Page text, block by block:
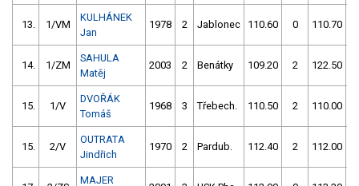
13. 1/VM
KULHÁNEK
Jan
1978 2 Jablonec 110.60 0 110.70
14. 1/ZM
SAHULA
Matěj
2003 2 Benátky 109.20 2 122.50
15. 1/V
DVOŘÁK
Tomáš
1968 3 Třebech. 110.50 2 110.00
15. 2/V
OUTRATA
Jindřich
1970 2 Pardub. 112.40 2 112.00
MAJER